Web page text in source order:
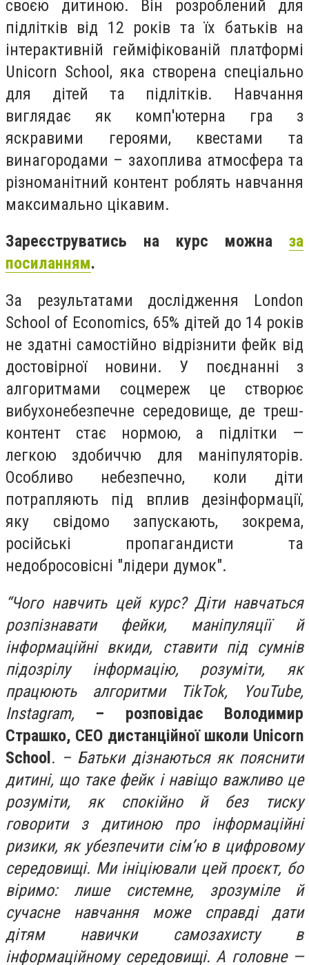
своєю дитиною. Він розроблений для
підлітків від 12 років та їх батьків на
інтерактивній гейміфікованій платформі
Unicorn School, яка створена спеціально
для дітей та підлітків. Навчання
виглядає як комп'ютерна гра з
яскравими героями, квестами та
винагородами – захоплива атмосфера та
різноманітний контент роблять навчання
максимально цікавим.
Зареєструватись на курс можна за
посиланням.
За результатами дослідження London
School of Economics, 65% дітей до 14 років
не здатні самостійно відрізнити фейк від
достовірної новини. У поєднанні з
алгоритмами соцмереж це створює
вибухонебезпечне середовище, де треш-
контент стає нормою, а підлітки —
легкою здобиччю для маніпуляторів.
Особливо небезпечно, коли діти
потрапляють під вплив дезінформації,
яку свідомо запускають, зокрема,
російські пропагандисти та
недобросовісні "лідери думок".
“Чого навчить цей курс? Діти навчаться
розпізнавати фейки, маніпуляції й
інформаційні вкиди, ставити під сумнів
підозрілу інформацію, розуміти, як
працюють алгоритми TikTok, YouTube,
Instagram, – розповідає Володимир
Страшко, СЕО дистанційної школи Unicorn
School. – Батьки дізнаються як пояснити
дитині, що таке фейк і навіщо важливо це
розуміти, як спокійно й без тиску
говорити з дитиною про інформаційні
ризики, як убезпечити сім’ю в цифровому
середовищі. Ми ініціювали цей проєкт, бо
віримо: лише системне, зрозуміле й
сучасне навчання може справді дати
дітям навички самозахисту в
інформаційному середовищі. А головне —